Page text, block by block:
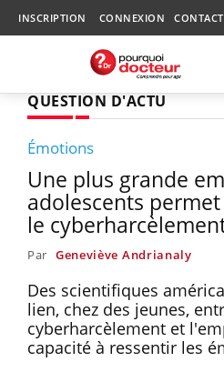
INSCRIPTION CONNEXION CONTACT
QUESTION D'ACTU
Émotions
Une plus grande
adolescents
le
Par Geneviève Andrianaly
Des scientifiques
lien, chez des jeunes,
cyberharcèlement et
capacité à ressentir les